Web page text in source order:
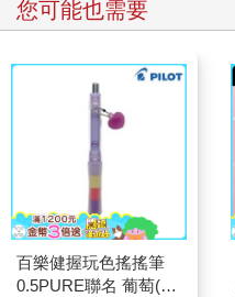
您可能也需要
百樂健握玩色搖搖筆
0.5PURE聯名 葡萄(限